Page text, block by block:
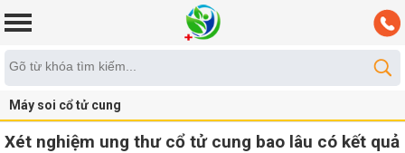
Máy soi cổ tử cung
Xét nghiệm ung thư cổ tử cung bao lâu có kết quả